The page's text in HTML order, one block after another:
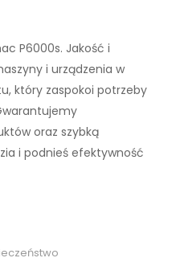
P6000s. Jakość i
i urządzenia w
który zaspokoi potrzeby
oraz szybką
i podnieś efektywność